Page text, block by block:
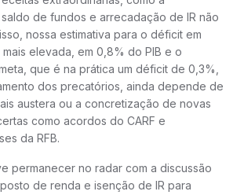
de fundos e arrecadação de IR não
nossa estimativa para o déficit em
elevada, em 0,8% do PIB e o
que é na prática um déficit de 0,3%,
dos precatórios, ainda depende de
austera ou a concretização de novas
como acordos do CARF e
da RFB.
permanecer no radar com a discussão
de renda e isenção de IR para